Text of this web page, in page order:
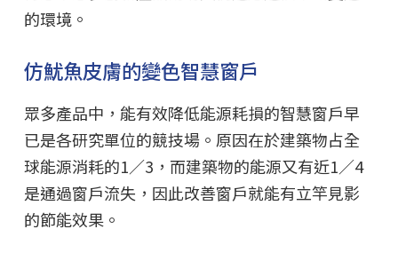
的環境。
仿魷魚皮膚的變色智慧窗戶
眾多產品中，能有效降低能源耗損的智慧窗戶早
已是各研究單位的競技場。原因在於建築物占全
球能源消耗的1／3，而建築物的能源又有近1／4
是通過窗戶流失，因此改善窗戶就能有立竿見影
的節能效果。